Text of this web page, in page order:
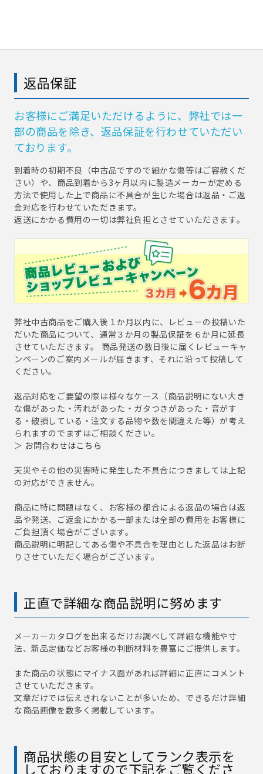
返品保証
お客様にご満足いただけるように、弊社では一
部の商品を除き、返品保証を行わせていただい
ております。
到着時の初期不良（中古品ですので細かな傷等はご容赦くだ
さい）や、商品到着から3ヶ月以内に製造メーカーが定める
方法で使用した上で商品に不具合が生じた場合は返品・ご返
金対応を行わせていただきます。
返送にかかる費用の一切は弊社負担とさせていただきます。
弊社中古商品をご購入後１か月以内に、レビューの投稿いた
だいた商品について、通常３か月の製品保証を６か月に延長
させていただきます。 商品発送の数日後に届くレビューキャ
ンペーンのご案内メールが届きます、それに沿って投稿して
ください。
返品対応をご要望の際は様々なケース（商品説明にない大き
な傷があった・汚れがあった・ガタつきがあった・音がす
る・破損している・注文する品物や数を間違えた等）が考え
られますのでまずはご相談ください。
＞ お問合わせはこちら
天災やその他の災害時に発生した不具合につきましては上記
の対応ができません。
商品に特に問題はなく、お客様の都合による返品の場合は返
品や発送、ご返金にかかる一部または全部の費用をお客様に
ご負担頂く場合がございます。
商品説明に明記してある傷や不具合を理由とした返品はお断
りさせていただく場合がございます。
正直で詳細な商品説明に努めます
メーカーカタログを出来るだけお調べして詳細な機能や寸
法、新品定価などお客様の判断材料を豊富にご提供します。
また商品の状態にマイナス面があれば詳細に正直にコメント
させていただきます。
文章だけでは伝えきれないことが多いため、できるだけ詳細
な商品画像を数多く掲載しています。
商品状態の目安としてランク表示を
しておりますので下記をご覧くださ